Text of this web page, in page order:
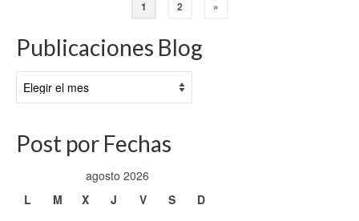
1 2 »
Publicaciones Blog
Blog
Post por Fechas
agosto 2026
L
M X J V S
D